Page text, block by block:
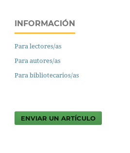
INFORMACIÓN
Para lectores/as
Para autores/as
Para bibliotecarios/as
ENVIAR UN ARTÍCULO